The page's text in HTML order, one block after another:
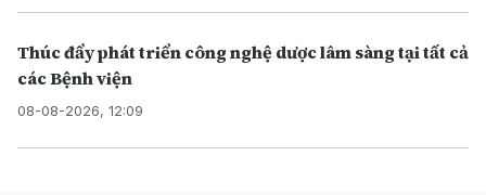
Thúc đẩy phát triển công nghệ dược lâm sàng tại tất cả
các Bệnh viện
08-08-2026, 12:09